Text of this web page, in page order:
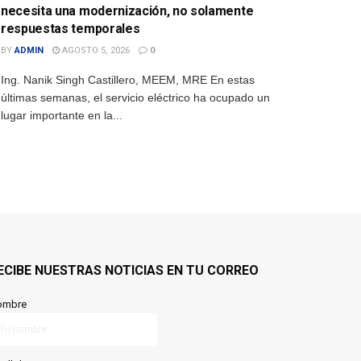
necesita una modernización, no solamente
respuestas temporales
BY ADMIN AGOSTO 5, 2026 0
Ing. Nanik Singh Castillero, MEEM, MRE En estas
últimas semanas, el servicio eléctrico ha ocupado un
lugar importante en la...
NUESTRAS NOTICIAS EN TU CORREO